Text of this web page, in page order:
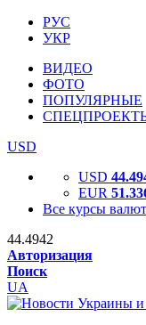
РУС
УКР
ВИДЕО
ФОТО
ПОПУЛЯРНЫЕ
USD
USD
EUR
Все курсы валют
44.4942
Авторизация
Поиск
UA